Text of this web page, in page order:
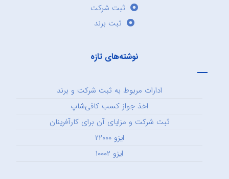
ثبت شرکت
ثبت برند
نوشته‌های تازه
ادارات مربوط به ثبت شرکت و برند
اخذ جواز کسب کافی‌شاپ
ثبت شرکت و مزایای آن برای کارآفرینان
ایزو ۲۲۰۰۰
ایزو ۱۰۰۰۲